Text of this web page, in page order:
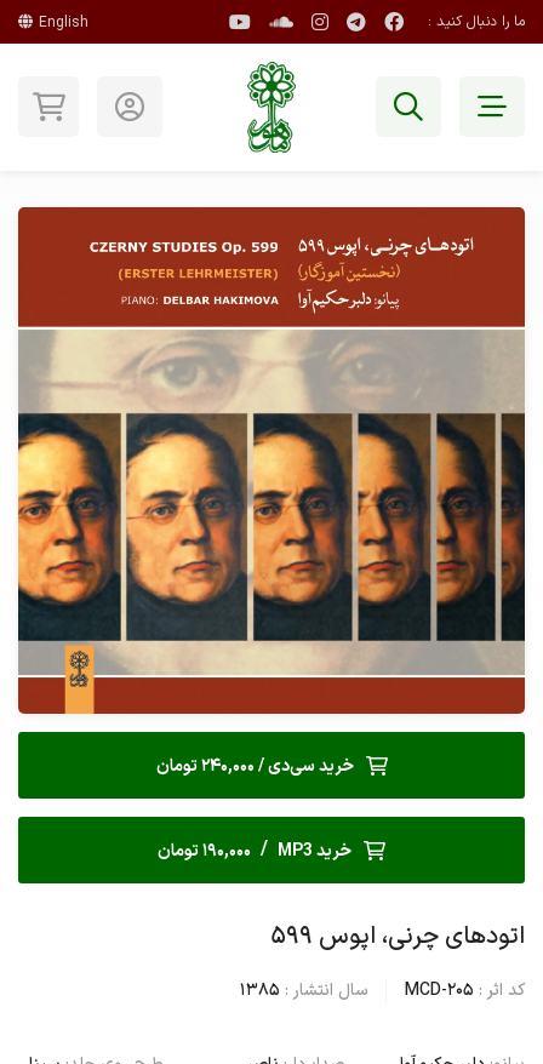
ما را دنبال کنید : English
خرید سی‌دی / 240,000 تومان
خرید MP3 / 190,000 تومان
اتودهای چرنی، اپوس ۵۹۹
کد اثر : MCD-205 سال انتشار : 1385